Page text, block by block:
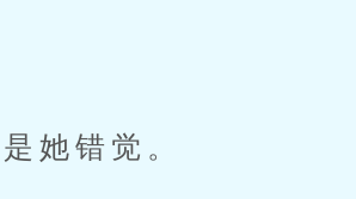
错觉。